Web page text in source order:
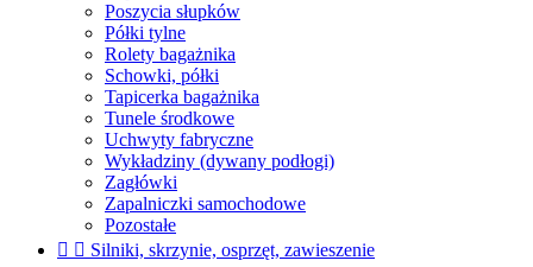
Poszycia słupków
Półki tylne
Rolety bagażnika
Schowki, półki
Tapicerka bagażnika
Tunele środkowe
Uchwyty fabryczne
Wykładziny (dywany podłogi)
Zagłówki
Zapalniczki samochodowe
Pozostałe
  Silniki, skrzynie, osprzęt, zawieszenie